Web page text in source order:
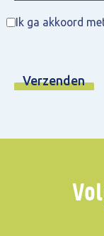
Ik ga akkoord